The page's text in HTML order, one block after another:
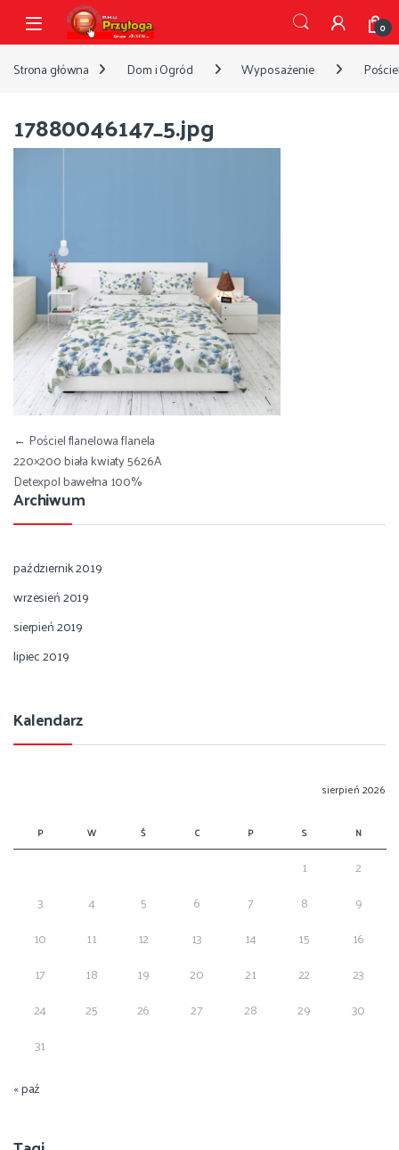
Przejdź do nawigacji
Przejdź do treści
Open 0
Strona główna Dom i Ogród Wyposażenie
17880046147_5.jpg
Nawigacja wpisu
← Pościel flanelowa flanela
220×200 biała kwiaty 5626A
Detexpol bawełna 100%
Archiwum
październik 2019
wrzesień 2019
sierpień 2019
lipiec 2019
Kalendarz
sierpień 2026
P W Ś C P S N
1
2
3
4 5 6 7 8
9
10
11 12 13 14 15
16
17
18 19 20 21 22
23
24
25 26 27 28 29
30
31
« paź